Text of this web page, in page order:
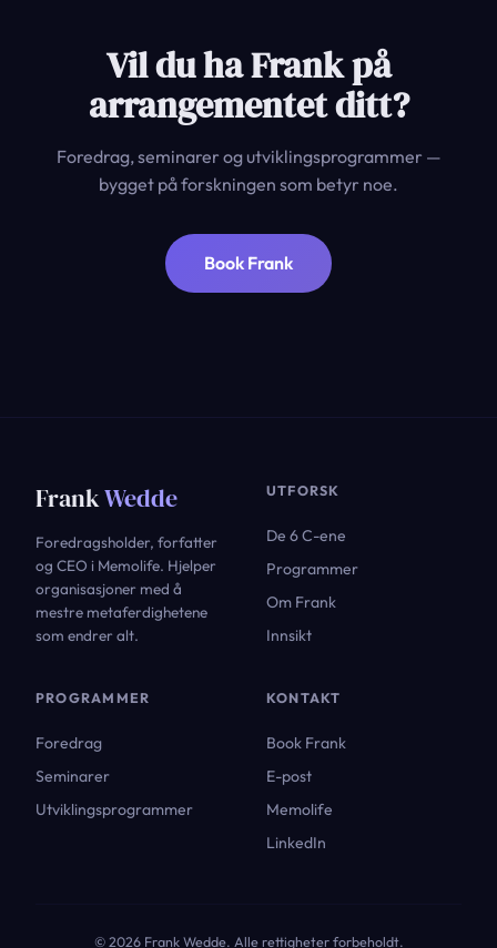
Vil du ha Frank på
arrangementet ditt?
Foredrag, seminarer og utviklingsprogrammer —
bygget på forskningen som betyr noe.
Book Frank
FrankWedde
Foredragsholder, forfatter
og CEO i Memolife. Hjelper
organisasjoner med å
mestre metaferdighetene
som endrer alt.
UTFORSK
De 6 C-ene
Programmer
Om Frank
Innsikt
PROGRAMMER
Foredrag
Seminarer
Utviklingsprogrammer
KONTAKT
Book Frank
E-post
Memolife
LinkedIn
© 2026 Frank Wedde. Alle rettigheter forbeholdt.